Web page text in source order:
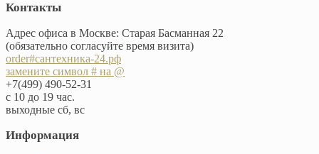
Контакты
Адрес офиса в Москве: Старая Басманная 22
(обязательно согласуйте время визита)
order#сантехника-24.рф
замените символ # на @
+7(499) 490-52-31
с 10 до 19 час.
выходные сб, вс
Информация